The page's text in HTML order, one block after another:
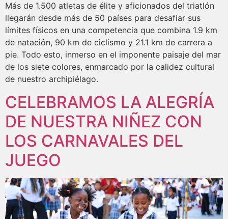
Más de 1.500 atletas de élite y aficionados del triatlón
llegarán desde más de 50 países para desafiar sus
límites físicos en una competencia que combina 1.9 km
de natación, 90 km de ciclismo y 21.1 km de carrera a
pie. Todo esto, inmerso en el imponente paisaje del mar
de los siete colores, enmarcado por la calidez cultural
de nuestro archipiélago.
CELEBRAMOS LA ALEGRÍA
DE NUESTRA NIÑEZ CON
LOS CARNAVALES DEL
JUEGO